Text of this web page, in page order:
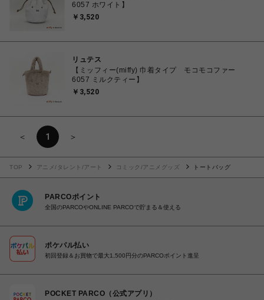
6057 ホワイト】
￥3,520
リュテス
【ミッフィー(miffy) 巾着タイプ モコモコファー
6057 ミルクティー】
￥3,520
＜ 1 ＞
TOP アニメ/タレント/アート コミック/アニメグッズ トートバッグ
PARCOポイント
全国のPARCOやONLINE PARCOで貯まる＆使える
ポケパル払い
初回登録＆お買物で最大1,500円分のPARCOポイント進呈
POCKET PARCO（公式アプリ）